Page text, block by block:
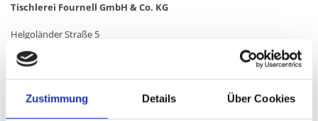
Zustimmung Details Über Cookies
Tisch­le­rei Four­nell GmbH & Co. KG
Helgoländer Straße 5
24768 Rendsburg
04331 469369